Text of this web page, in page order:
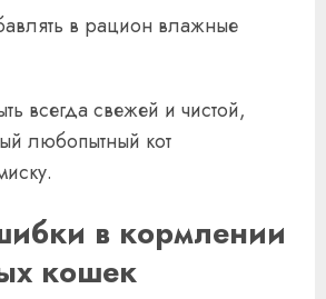
в рацион влажные
всегда свежей и чистой,
любопытный кот
в кормлении
кошек